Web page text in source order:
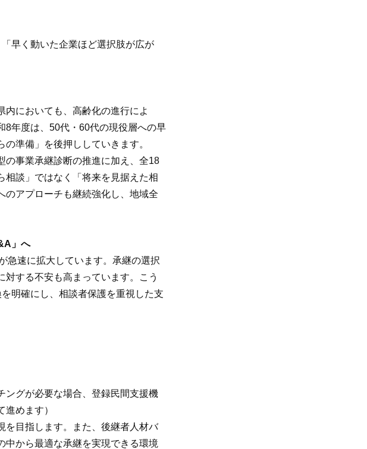
早く動いた企業ほど選択肢が広が
においても、高齢化の進行によ
8年度は、50代・60代の現役層への早
準備」を後押ししていきます。
の事業承継診断の推進に加え、全18
相談」ではなく「将来を見据えた相
のアプローチも継続強化し、地域全
」へ
急速に拡大しています。承継の選択
する不安も高まっています。こう
明確にし、相談者保護を重視した支
ングが必要な場合、登録民間支援機
めます）
を目指します。また、後継者人材バ
中から最適な承継を実現できる環境